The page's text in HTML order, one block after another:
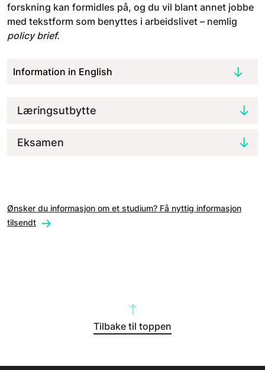
forskning kan formidles på, og du vil blant annet jobbe
med tekstform som benyttes i arbeidslivet – nemlig
policy brief.
Information in English
Læringsutbytte
Eksamen
Ønsker du informasjon om et studium? Få nyttig informasjon
tilsendt
Tilbake til toppen